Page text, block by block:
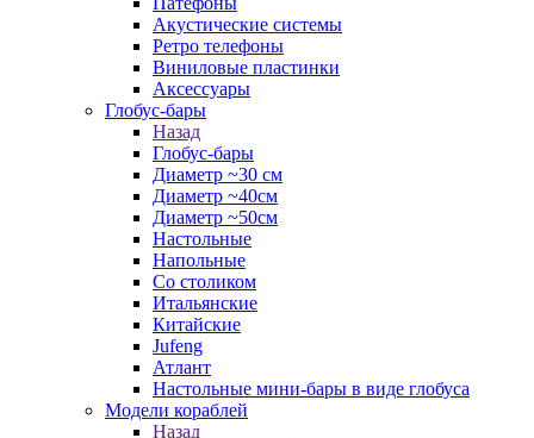
Акустические системы
Ретро телефоны
Виниловые пластинки
Аксессуары
Глобус-бары
Назад
Глобус-бары
Диаметр ~30 см
Диаметр ~40см
Диаметр ~50см
Настольные
Напольные
Со столиком
Итальянские
Китайские
Jufeng
Атлант
Настольные мини-бары в виде глобуса
Модели кораблей
Назад